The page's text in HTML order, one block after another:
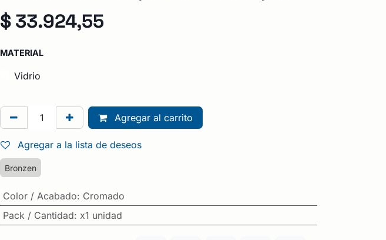
$ 33.924,55
MATERIAL
Vidrio
Agregar al carrito
Agregar a la lista de deseos
Bronzen
Color / Acabado: Cromado
Pack / Cantidad: x1 unidad